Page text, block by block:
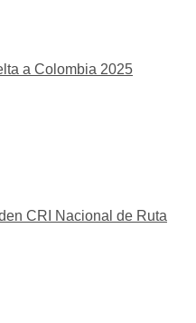
a Colombia 2025
CRI Nacional de Ruta